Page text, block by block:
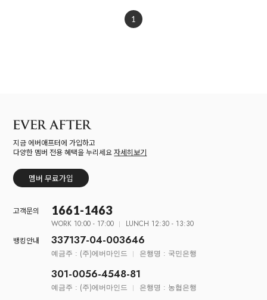
1
지금 에버애프터에 가입하고
다양한 멤버 전용 혜택을 누리세요자세히보기
멤버 무료가입
고객문의 1661-1463
WORK 10:00 - 17:00 LUNCH 12:30 - 13:30
뱅킹안내 337137-04-003646
예금주 : (주)에버마인드 은행명 : 국민은행
301-0056-4548-81
예금주 : (주)에버마인드 은행명 : 농협은행